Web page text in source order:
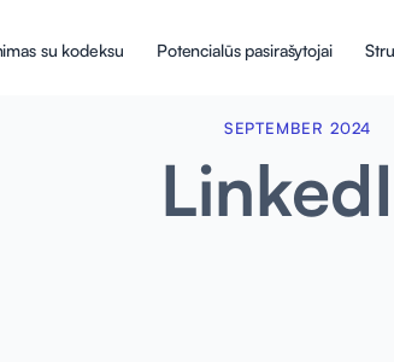
su kodeksu Potencialūs pasirašytojai
SEPTEMBER 2024